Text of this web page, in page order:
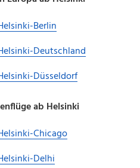
Berlin
Deutschland
Düsseldorf
ab Helsinki
Chicago
Delhi